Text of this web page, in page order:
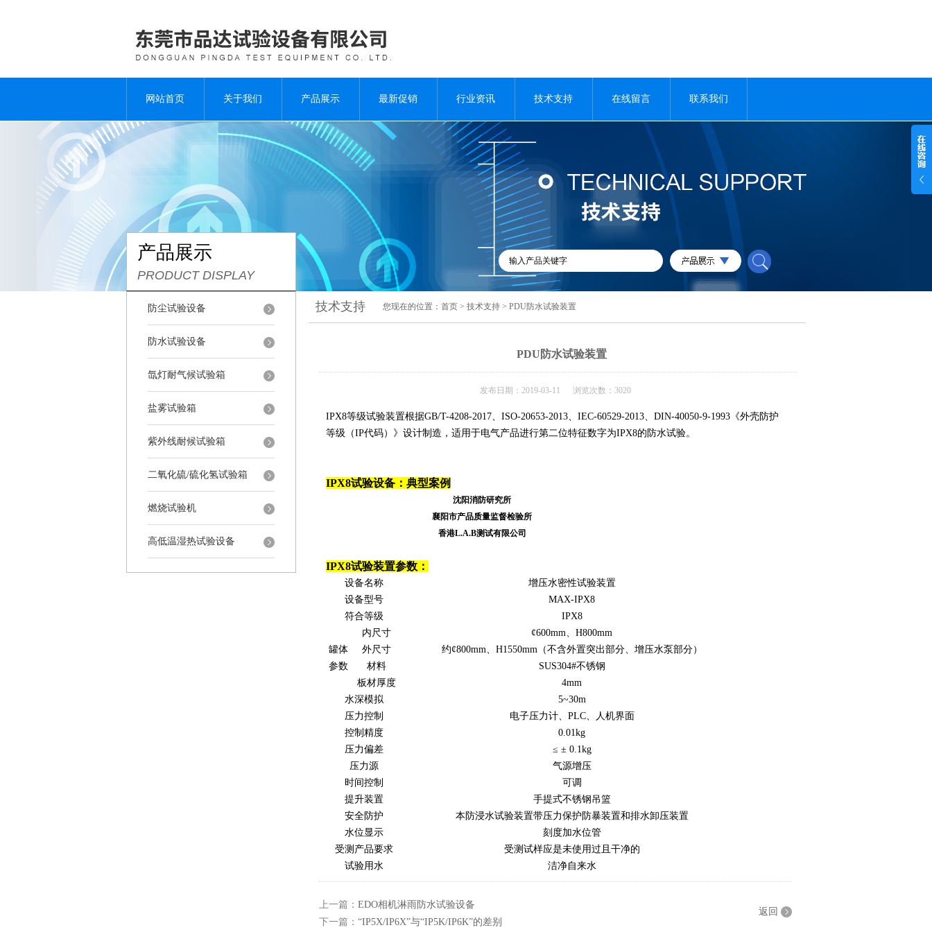
网站首页 关于我们 产品展示 最新促销 行业资讯 技术支持 在线留言 联系我们
产品展示
PRODUCT DISPLAY
防尘试验设备
防水试验设备
氙灯耐气候试验箱
盐雾试验箱
紫外线耐候试验箱
二氧化硫/硫化氢试验箱
燃烧试验机
高低温湿热试验设备
技术支持 您现在的位置： 首页 > 技术支持 > PDU防水试验装置
PDU防水试验装置
发布日期：2019-03-11 浏览次数：3020
IPX8等级试验装置根据GB/T-4208-2017、ISO-20653-2013、IEC-60529-2013、DIN-40050-9-1993《外壳防护
等级（IP代码）》设计制造，适用于电气产品进行第二位特征数字为IPX8的防水试验。
IPX8试验设备：典型案例
沈阳消防研究所
襄阳市产品质量监督检验所
香港L.A.B测试有限公司
IPX8试验装置参数：
设备名称
增压水密性试验装置
设备型号
MAX-IPX8
符合等级
IPX8
罐体
参数
内尺寸
¢600mm、H800mm
外尺寸
约¢800mm、H1550mm（不含外置突出部分、增压水泵部分）
材料
SUS304#不锈钢
板材厚度
4mm
水深模拟
5~30m
压力控制
电子压力计、PLC、人机界面
控制精度
0.01kg
压力偏差
≤ ± 0.1kg
压力源
气源增压
时间控制
可调
提升装置
手提式不锈钢吊篮
安全防护
本防浸水试验装置带压力保护防暴装置和排水卸压装置
水位显示
刻度加水位管
受测产品要求
受测试样应是未使用过且干净的
试验用水
洁净自来水
上一篇： EDO相机淋雨防水试验设备
下一篇： “IP5X/IP6X”与“IP5K/IP6K”的差别
返回